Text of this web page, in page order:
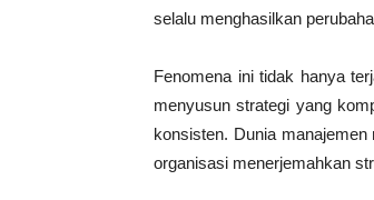
selalu menghasilkan
Fenomena ini tidak hanya
menyusun strategi yang
konsisten. Dunia
organisasi menerjemahkan